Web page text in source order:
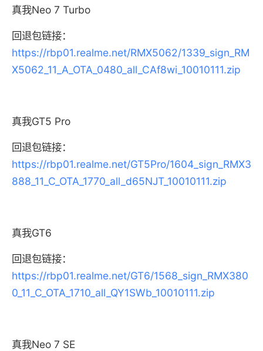
真我Neo 7 Turbo
回退包链接：
https://rbp01.realme.net/RMX5062/1339_sign_RM
X5062_11_A_OTA_0480_all_CAf8wi_10010111.zip
真我GT5 Pro
回退包链接：
https://rbp01.realme.net/GT5Pro/1604_sign_RMX3
888_11_C_OTA_1770_all_d65NJT_10010111.zip
真我GT6
回退包链接：
https://rbp01.realme.net/GT6/1568_sign_RMX380
0_11_C_OTA_1710_all_QY1SWb_10010111.zip
真我Neo 7 SE